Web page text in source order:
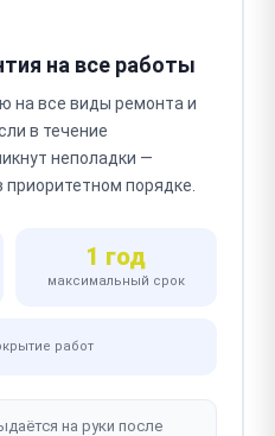
на все работы
на все виды ремонта и
в течение
неполадки —
порядке.
1 год
максимальный срок
работ
на руки после